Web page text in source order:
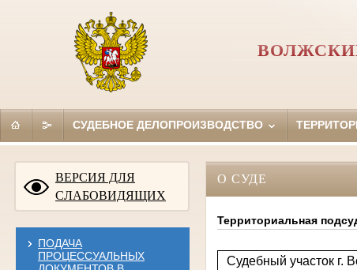
СУДЕБНОЕ ДЕЛОПРОИЗВОДСТВО
ВЕРСИЯ ДЛЯ
СЛАБОВИДЯЩИХ
ПОДАЧА
ПРОЦЕССУАЛЬНЫХ
О СУДЕ
Территориальная
Судебный участок г.